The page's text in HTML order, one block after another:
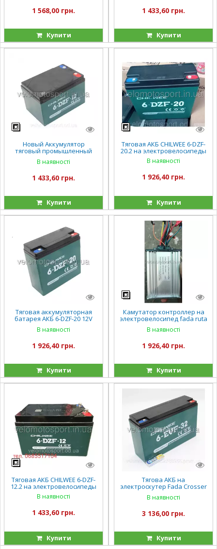
1 568,00 грн.
Купити
1 433,60 грн.
Купити
Новый Аккумулятор
тяговый промышленный
OUTDO 12V 12Ah 6-DZF-13 (6-
DZM-13)
В наявності
1 433,60 грн.
Купити
Тяговая АКБ CHILWEE 6-DZF-
20.2 на электровелосипеды
В наявності
1 926,40 грн.
Купити
Тяговая аккумуляторная
батарея АКБ 6-DZF-20 12V
В наявності
1 926,40 грн.
Купити
Камутатор контроллер на
электровелосипед fada ruta
рута 500 ватт 800 ватт
В наявності
1 926,40 грн.
Купити
Тяговая АКБ CHILWEE 6-DZF-
12.2 на электровелосипеды
В наявності
1 433,60 грн.
Купити
Тягова АКБ на
электроскутер Fada Crosser
Corso CHILWEE 6-EVF-32
В наявності
3 136,00 грн.
Купити